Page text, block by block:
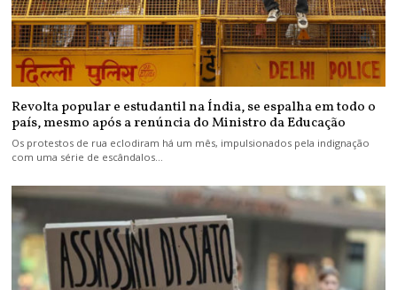
Revolta popular e estudantil na Índia, se espalha em todo o
país, mesmo após a renúncia do Ministro da Educação
Os protestos de rua eclodiram há um mês, impulsionados pela indignação
com uma série de escândalos…